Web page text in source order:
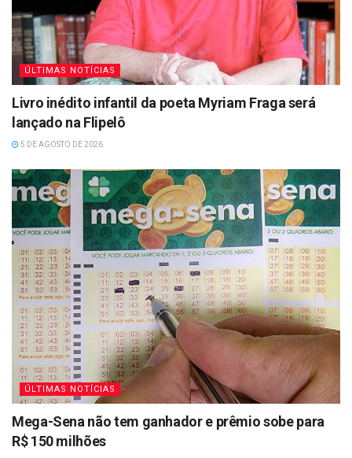
ÚLTIMAS NOTÍCIAS
Livro inédito infantil da poeta Myriam Fraga será
lançado na Flipelô
5 DE AGOSTO DE 2026
ÚLTIMAS NOTÍCIAS
Mega-Sena não tem ganhador e prêmio sobe para
R$ 150 milhões